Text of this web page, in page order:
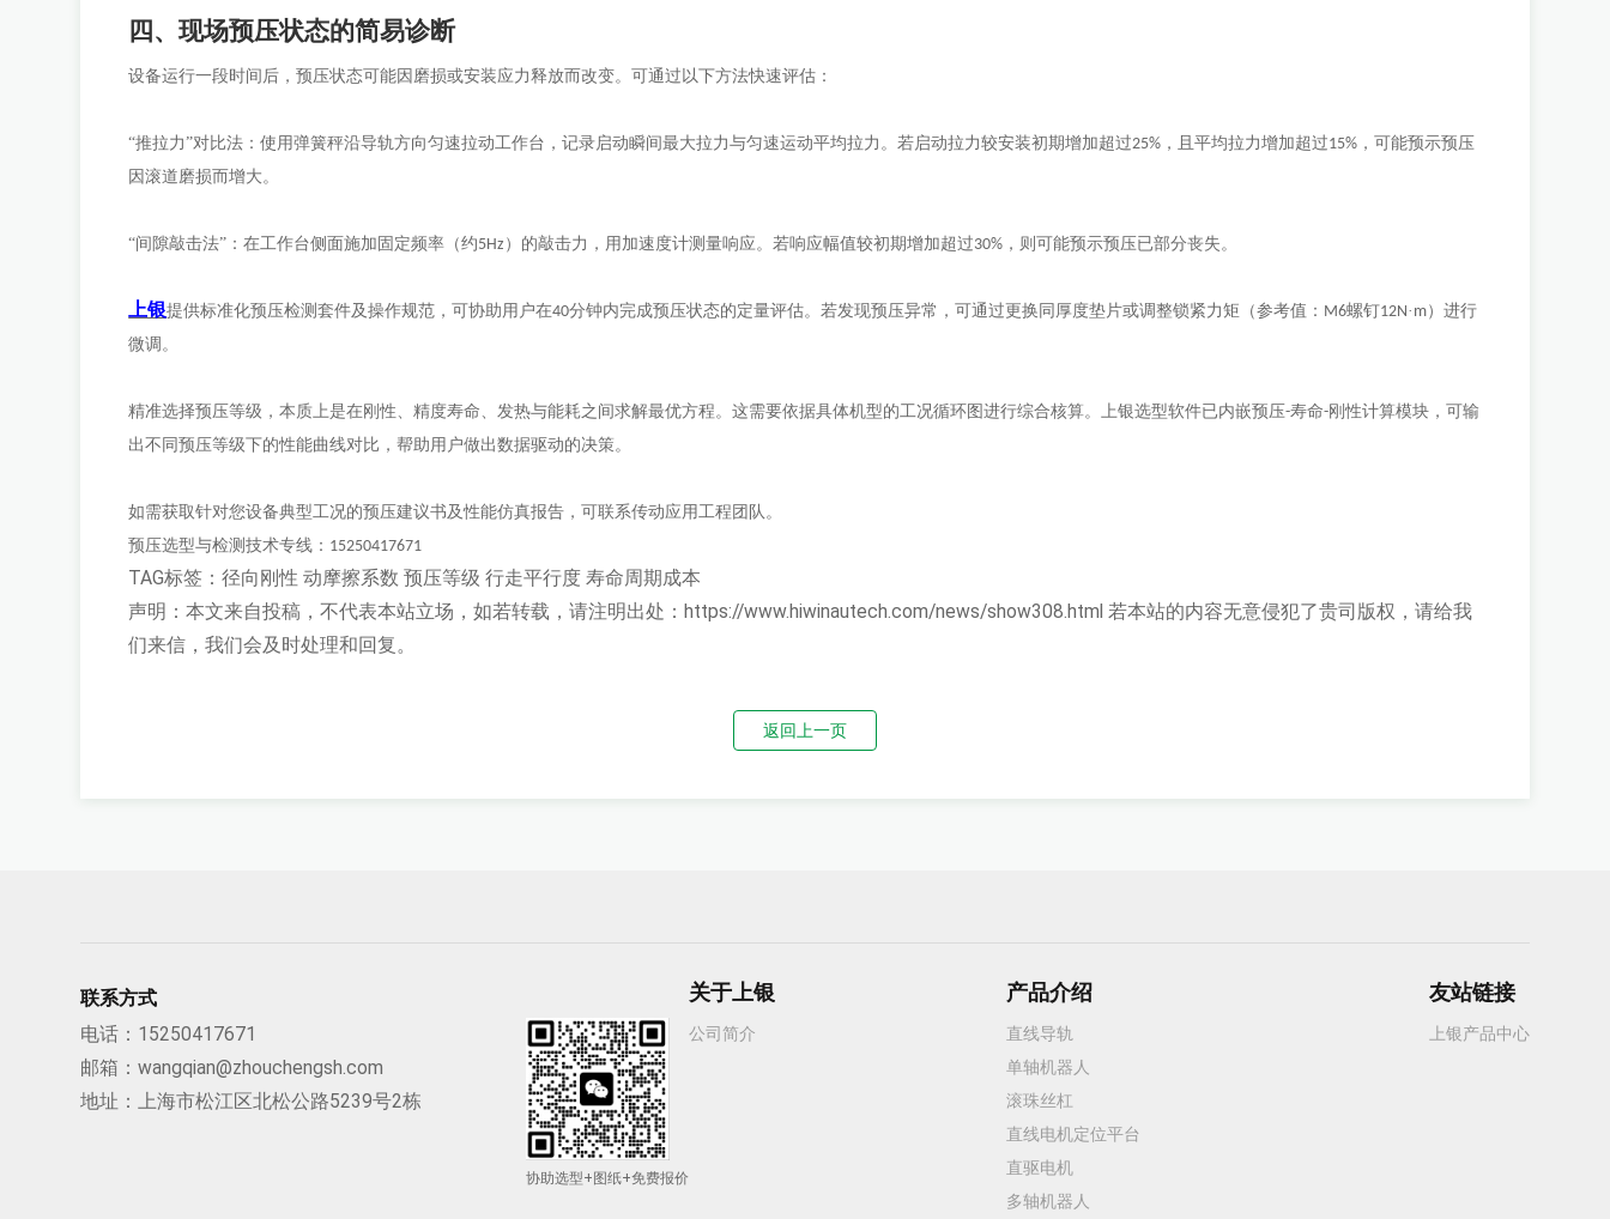
四、现场预压状态的简易诊断
设备运行一段时间后，预压状态可能因磨损或安装应力释放而改变。可通过以下方法快速评估：
“推拉力”对比法：使用弹簧秤沿导轨方向匀速拉动工作台，记录启动瞬间最大拉力与匀速运动平均拉力。若启动拉力较安装初期增加超过25% ，且平均拉力增加超过15% ，可能预示预压
因滚道磨损而增大。
“间隙敲击法”：在工作台侧面施加固定频率（约5Hz ）的敲击力，用加速度计测量响应。若响应幅值较初期增加超过30% ，则可能预示预压已部分丧失。
上银提供标准化预压检测套件及操作规范，可协助用户在40分钟内完成预压状态的定量评估。若发现预压异常，可通过更换同厚度垫片或调整锁紧力矩（参考值： M6螺钉12N· m）进行
微调。
精准选择预压等级，本质上是在刚性、精度寿命、发热与能耗之间求解最优方程。这需要依据具体机型的工况循环图进行综合核算。上银选型软件已内嵌预压-寿命-刚性计算模块，可输
出不同预压等级下的性能曲线对比，帮助用户做出数据驱动的决策。
如需获取针对您设备典型工况的预压建议书及性能仿真报告，可联系传动应用工程团队。
预压选型与检测技术专线： 15250417671
TAG标签：径向刚性 动摩擦系数 预压等级 行走平行度 寿命周期成本
声明：本文来自投稿，不代表本站立场，如若转载，请注明出处：https://www.hiwinautech.com/news/show308.html 若本站的内容无意侵犯了贵司版权，请给我
们来信，我们会及时处理和回复。
返回上一页
联系方式
电话： 15250417671
邮箱：wangqian@zhouchengsh.com
地址：上海市松江区北松公路5239号2栋
协助选型+图纸+免费报价
关于上银
公司简介
产品介绍
直线导轨
单轴机器人
滚珠丝杠
直线电机定位平台
直驱电机
多轴机器人
友站链接
上银产品中心